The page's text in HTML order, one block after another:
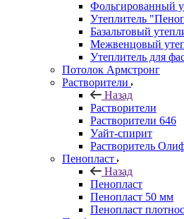
Фольгированный
Утеплитель
Базальтовый
Межвенцовый
Утеплитель для
Потолок Армстронг
Растворители
Назад
Растворители
Растворители 646
Уайт-спирит
Растворитель
Пенопласт
Назад
Пенопласт
Пенопласт 50 мм
Пенопласт